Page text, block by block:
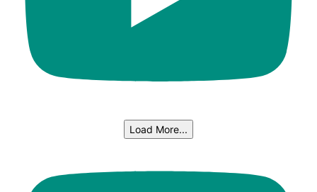
Load More...